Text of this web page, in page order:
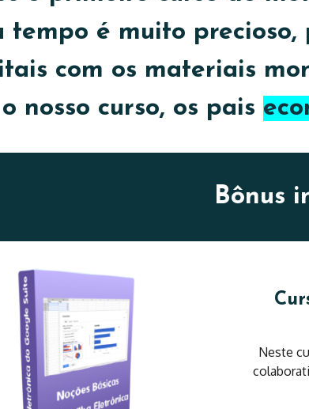
tempo é muito
com os materiais
nosso curso, os pais
Bônus
Neste